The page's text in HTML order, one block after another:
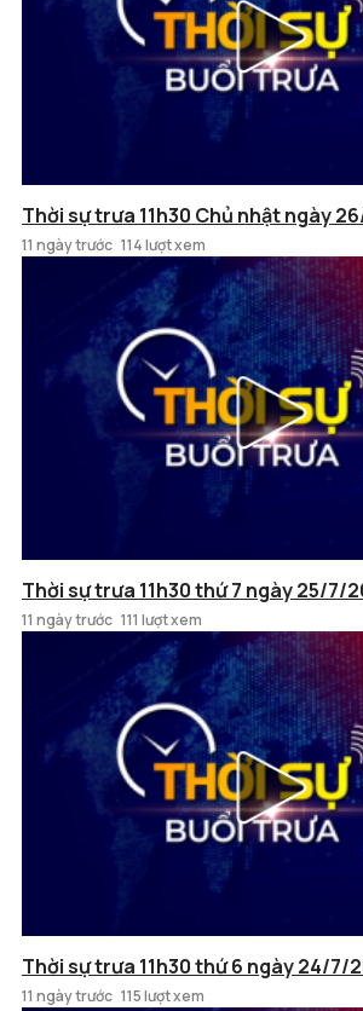
Thời sự trưa 11h30 Chủ nhật ngày
11 ngày trước 114 lượt xem
Thời sự trưa 11h30 thứ 7 ngày 25/7/
11 ngày trước 111 lượt xem
Thời sự trưa 11h30 thứ 6 ngày 24/7/
11 ngày trước 115 lượt xem